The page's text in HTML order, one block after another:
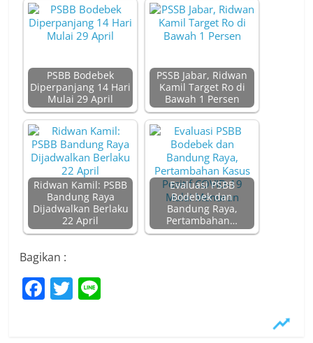
PSBB Bodebek
Diperpanjang 14 Hari
Mulai 29 April
PSSB Jabar, Ridwan
Kamil Target Ro di
Bawah 1 Persen
Ridwan Kamil: PSBB
Bandung Raya
Dijadwalkan Berlaku
22 April
Evaluasi PSBB
Bodebek dan
Bandung Raya,
Pertambahan…
Bagikan :
F T